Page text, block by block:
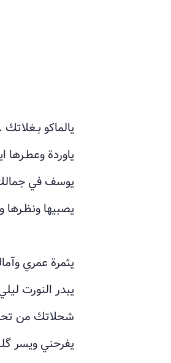
يالماكو
ياوردة وعطـرها
يوسف في جمالك
يصبيها ونظـرها
يثمرة عمري
يبدر النورت
شحلاتك من
يفرحني ويسر